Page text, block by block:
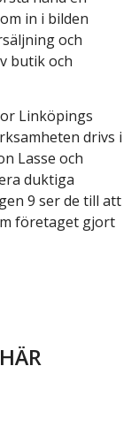
in i bilden
och
butik och
Linköpings
drivs i
Lasse och
duktiga
9 ser de till att
företaget gjort